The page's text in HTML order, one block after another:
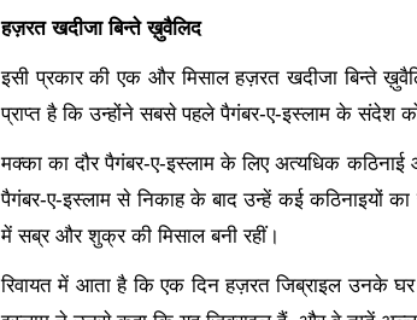
हज़रत खदीजा बिन्ते ख़ुवैलिद
इसी प्रकार की एक और मिसाल हज़रत खदीजा बिन्ते
प्राप्त है कि उन्होंने सबसे पहले पैगंबर-ए-इस्लाम के संदेश
मक्का का दौर पैगंबर-ए-इस्लाम के लिए अत्यधिक
पैगंबर-ए-इस्लाम से निकाह के बाद उन्हें कई कठिनाइयों
में सब्र और शुक्र की मिसाल बनी रहीं।
रिवायत में आता है कि एक दिन हज़रत जिब्राइल उनके